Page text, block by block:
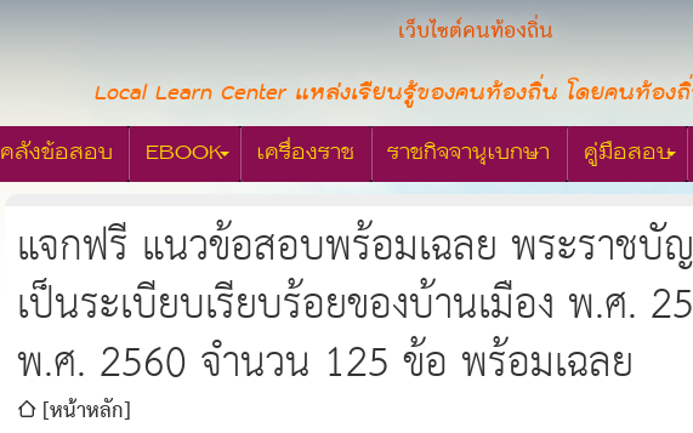
เว็บไซต์คนท้องถิ่น
Local Learn Center แหล่งเรียนรู้ของคนท้องถิ่น โดยคนท้อ
คลังข้อสอบ EBOOK เครื่องราช ราชกิจจานุเบกษา คู่มือสอบ
แจกฟรี แนวข้อสอบพร้อมเฉลย พระราชบั
เป็นระเบียบเรียบร้อยของบ้านเมือง พ.ศ.
พ.ศ. 2560 จำนวน 125 ข้อ พร้อมเฉลย
[หน้าหลัก]